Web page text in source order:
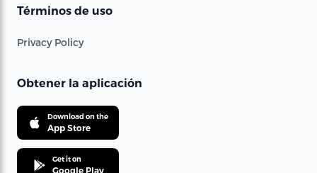
Términos de uso
Privacy Policy
Obtener la aplicación
Download on the
App Store
Get it on
Google Play